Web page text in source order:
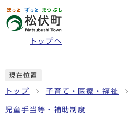
ページの先頭です
トップへ
現在位置
トップ 子育て・医療・福祉
児童手当等・補助制度